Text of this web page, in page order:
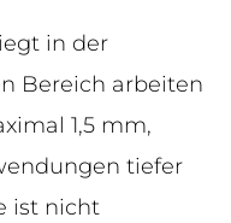
in der
Bereich arbeiten
1,5 mm,
tiefer
ist nicht